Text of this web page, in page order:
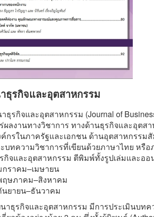
ธุรกิจและอุตสาหกรรม
กิจและอุตสาหกรรม (Journal of
ผลงานทางวิชาการ ทางด้านธุรกิจและอุต
กรในภาครัฐและเอกชน ด้านอุตสาหกรรม
บทความวิชาการที่เขียนด้วยภาษาไทย หรื
กิจและอุตสาหกรรม ตีพิมพ์ทั้งรูปเล่มและอ
กราคม–เมษายน
ฤษภาคม–สิงหาคม
นยายน–ธันวาคม
รกิจและอุตสาหกรรม มีการประเมินบท